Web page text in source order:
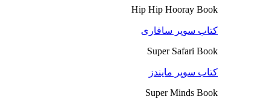
Hip Hip Hooray Book
کتاب سوپر سافاری
Super Safari Book
کتاب سوپر مایندز
Super Minds Book